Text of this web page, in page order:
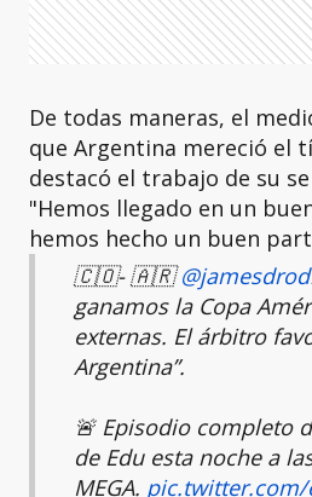
De todas maneras, el
que Argentina mereció el
destacó el trabajo de su
"Hemos llegado en un
hemos hecho un buen
🇨🇴- 🇦🇷
ganamos la Copa
externas. El árbitro
Argentina”.
🚨 Episodio completo
de Edu esta noche a
MEGA. pic.twitter.com/